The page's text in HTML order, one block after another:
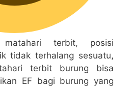
matahari terbit, posisi
tidak terhalang sesuatu,
terbit burung bisa
EF bagi burung yang